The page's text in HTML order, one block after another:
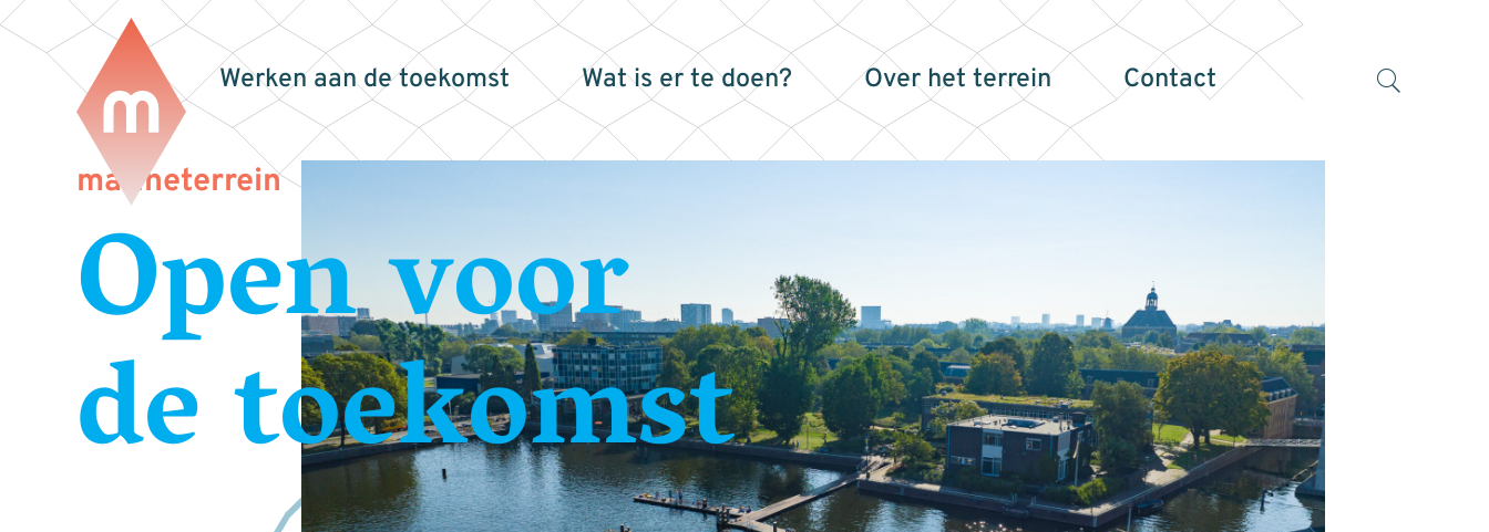
Werken aan de toekomst Wat is er te doen? Over het terrein Contact
marineterrein
Open voor
de toekomst